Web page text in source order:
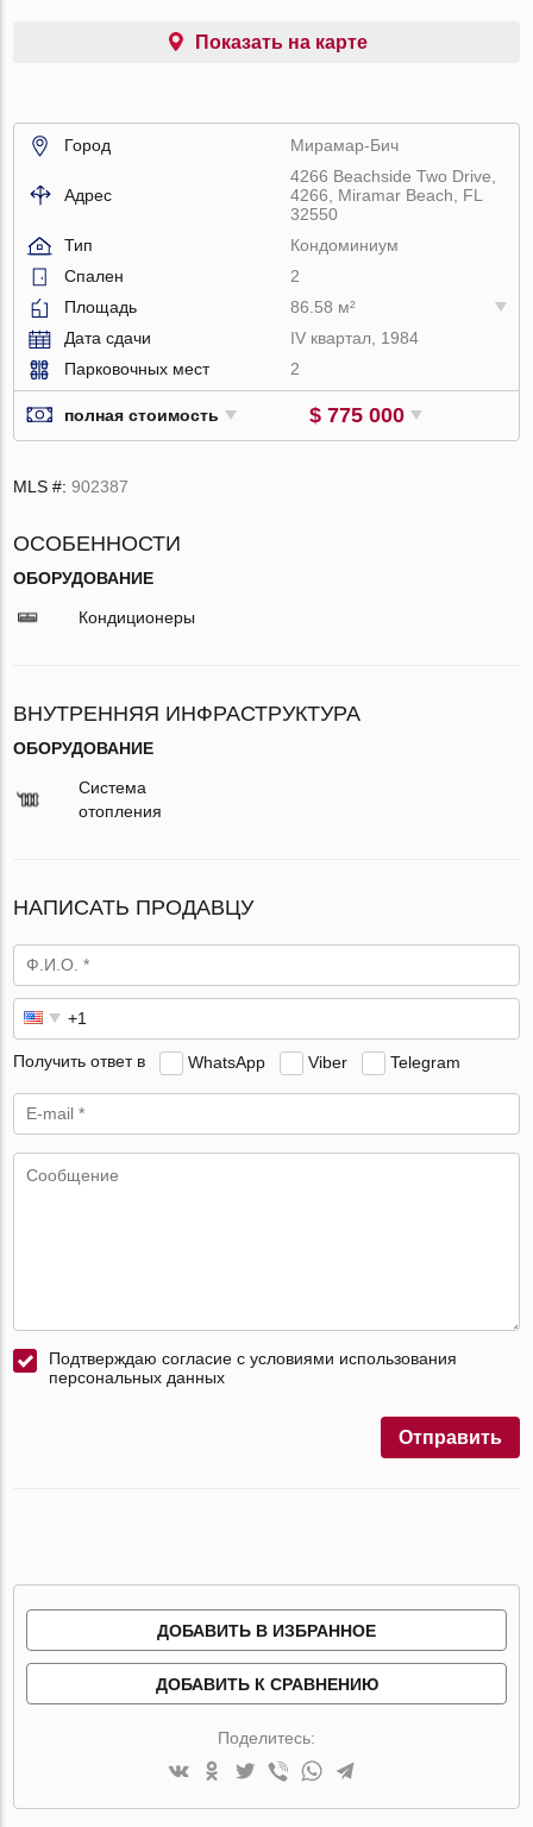
Показать на карте
Город Мирамар-Бич
Адрес
4266 Beachside Two Drive,
4266, Miramar Beach, FL
32550
Тип
Кондоминиум
Спален
2
Площадь
86.58 м²
Дата сдачи
IV квартал, 1984
Парковочных мест
2
полная стоимость $ 775 000
MLS #:902387
ОСОБЕННОСТИ
ОБОРУДОВАНИЕ
Кондиционеры
ВНУТРЕННЯЯ ИНФРАСТРУКТУРА
ОБОРУДОВАНИЕ
Система
отопления
НАПИСАТЬ ПРОДАВЦУ
Получить ответ в WhatsApp Viber Telegram
Подтверждаю согласие с условиями использования
персональных данных
Отправить
ДОБАВИТЬ В ИЗБРАННОЕ
ДОБАВИТЬ К СРАВНЕНИЮ
Поделитесь: